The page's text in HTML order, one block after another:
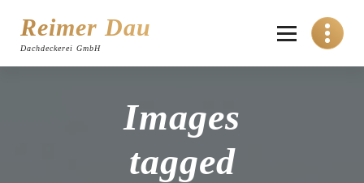
contentReimer Dau
Dachdeckerei GmbH
Images
tagged